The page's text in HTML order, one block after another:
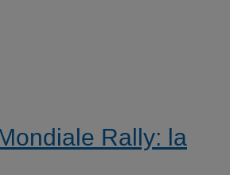
Rally: la